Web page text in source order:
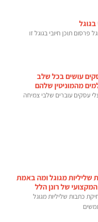
בגוגל
פרסום תוכן חיובי בגוגל זו
עושים בכל שלב
מהמוניטין שלהם
עסקים עוברים שלבי צמיחה
שליליות מגוגל ומה באמת
של רונן הלל
כתבות שליליות מגוגל